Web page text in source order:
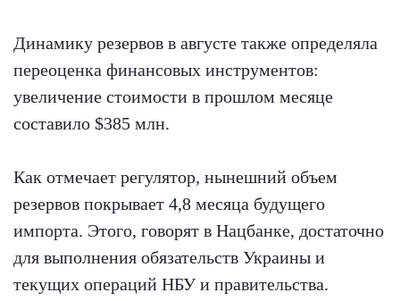
Динамику резервов в августе также определяла
переоценка финансовых инструментов:
увеличение стоимости в прошлом месяце
составило $385 млн.
Как отмечает регулятор, нынешний объем
резервов покрывает 4,8 месяца будущего
импорта. Этого, говорят в Нацбанке, достаточно
для выполнения обязательств Украины и
текущих операций НБУ и правительства.